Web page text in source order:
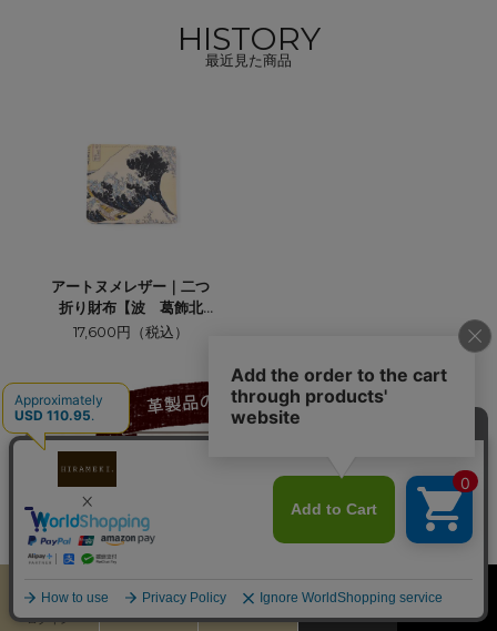
HISTORY
最近見た商品
アートヌメレザー｜二つ
折り財布【波 葛飾北
斎】
17,600円（税込）
ログイン